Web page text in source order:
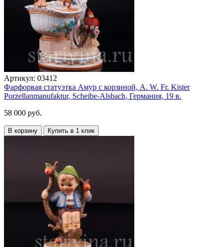
Артикул: 03412
Фарфорвая статуэтка Амур с корзиной, A. W. Fr. Kister
Porzellanmanufaktur, Scheibe-Alsbach, Германия, 19 в.
58 000 руб.
В корзину Купить в 1 клик